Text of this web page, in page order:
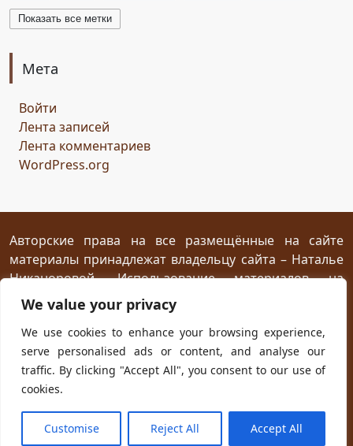
We value your privacy
We use cookies to enhance your browsing experience,
serve personalised ads or content, and analyse our
traffic. By clicking "Accept All", you consent to our use of
cookies.
Customise Reject All Accept All
волшебство игрушки
возрождение
сомнение
мяч стирательная резинка
ресторан
птица Киви путеводный камень магия камня
сокровище шантаж ссора
женщины дворец кузница гнев дракона жар
испуг побег плен план приключение
телефон гадание
будущее первоапрельская шутка космос
Показать все метки
Мета
Войти
Лента записей
Лента комментариев
WordPress.org
Авторские права на все размещённые на сайте
материалы принадлежат владельцу сайта – Наталье
Никаноровой. Использование материалов на
посторонних сайтах разрешается без
предварительного согласия при условии
размещения прямой открытой для индексирования
ссылки на первоисточник не ниже первого абзаца
текста.
Powered with WordPressand own Kadryctheme.